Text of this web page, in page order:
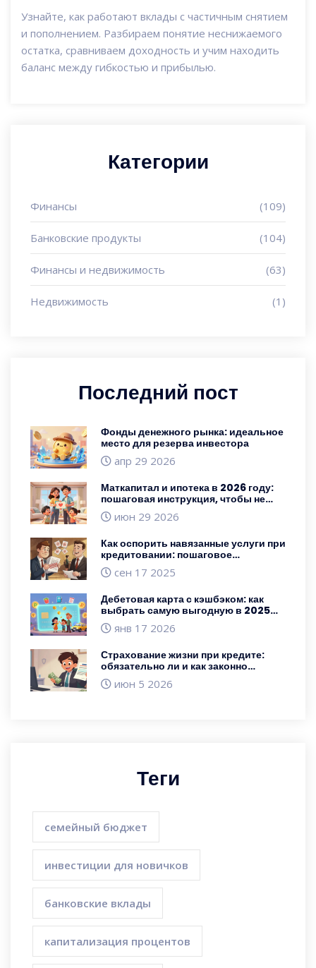
Узнайте, как работают вклады с частичным снятием
и пополнением. Разбираем понятие неснижаемого
остатка, сравниваем доходность и учим находить
баланс между гибкостью и прибылью.
Категории
Финансы (109)
Банковские продукты (104)
Финансы и недвижимость (63)
Недвижимость (1)
Последний пост
Фонды денежного рынка: идеальное
место для резерва инвестора
апр 29 2026
Маткапитал и ипотека в 2026 году:
пошаговая инструкция, чтобы не
потерять налоговый вычет
июн 29 2026
Как оспорить навязанные услуги при
кредитовании: пошаговое
руководство по возврату денег
сен 17 2025
Дебетовая карта с кэшбэком: как
выбрать самую выгодную в 2025
годуянв 17 2026
Страхование жизни при кредите:
обязательно ли и как законно
отказаться
июн 5 2026
Теги
семейный бюджет
инвестиции для новичков
банковские вклады
капитализация процентов